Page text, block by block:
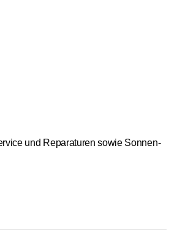
und Reparaturen sowie Sonnen-